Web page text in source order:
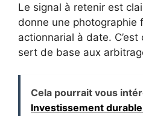
Le signal à retenir est
donne une photographie
actionnarial à date.
sert de base aux
Cela pourrait vous
Investissement